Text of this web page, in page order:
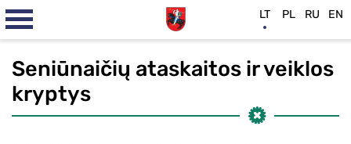
Seniūnaičių ataskaitos ir veiklos
kryptys
LT PL RU EN